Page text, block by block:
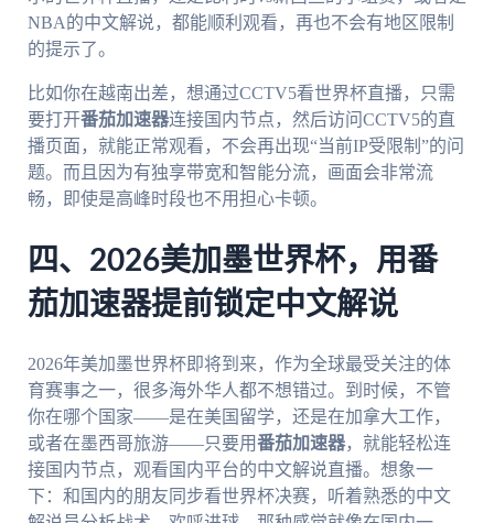
NBA的中文解说，都能顺利观看，再也不会有地区限制
的提示了。
比如你在越南出差，想通过CCTV5看世界杯直播，只需
要打开番茄加速器连接国内节点，然后访问CCTV5的直
播页面，就能正常观看，不会再出现“当前IP受限制”的问
题。而且因为有独享带宽和智能分流，画面会非常流
畅，即使是高峰时段也不用担心卡顿。
四、2026美加墨世界杯，用番
茄加速器提前锁定中文解说
2026年美加墨世界杯即将到来，作为全球最受关注的体
育赛事之一，很多海外华人都不想错过。到时候，不管
你在哪个国家——是在美国留学，还是在加拿大工作，
或者在墨西哥旅游——只要用番茄加速器，就能轻松连
接国内节点，观看国内平台的中文解说直播。想象一
下：和国内的朋友同步看世界杯决赛，听着熟悉的中文